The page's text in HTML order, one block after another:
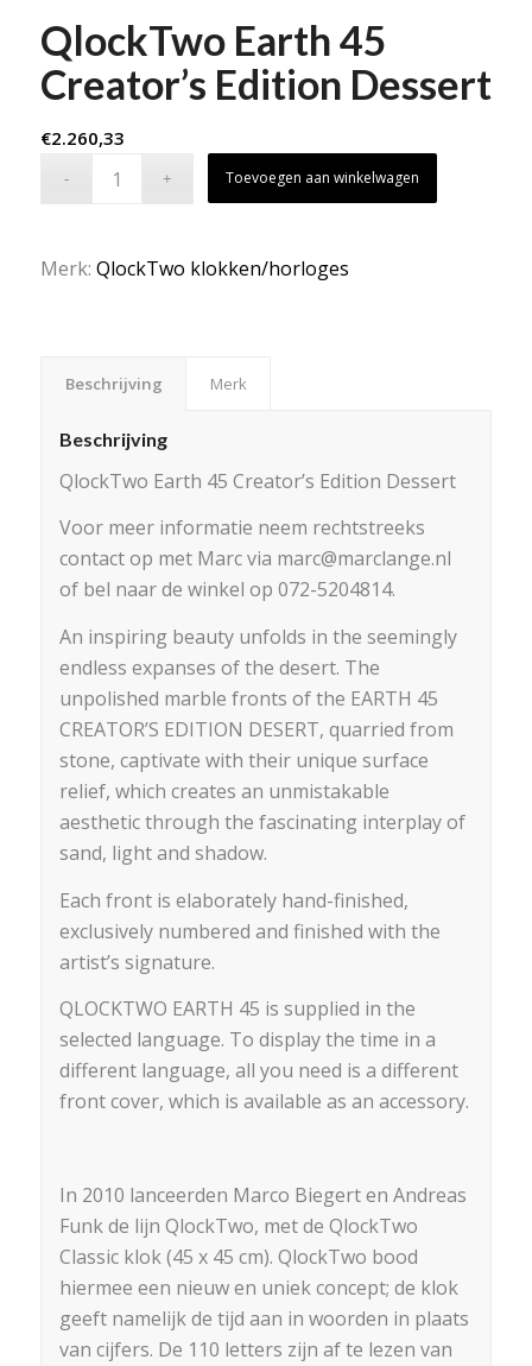
QlockTwo Earth 45
Creator’s Edition Dessert
€2.260,33
Toevoegen aan winkelwagen
Merk: QlockTwo klokken/horloges
Beschrijving Merk
Beschrijving
QlockTwo Earth 45 Creator’s Edition Dessert
Voor meer informatie neem rechtstreeks
contact op met Marc via marc@marclange.nl
of bel naar de winkel op 072-5204814.
An inspiring beauty unfolds in the seemingly
endless expanses of the desert. The
unpolished marble fronts of the EARTH 45
CREATOR’S EDITION DESERT, quarried from
stone, captivate with their unique surface
relief, which creates an unmistakable
aesthetic through the fascinating interplay of
sand, light and shadow.
Each front is elaborately hand-finished,
exclusively numbered and finished with the
artist’s signature.
QLOCKTWO EARTH 45 is supplied in the
selected language. To display the time in a
different language, all you need is a different
front cover, which is available as an accessory.
In 2010 lanceerden Marco Biegert en Andreas
Funk de lijn QlockTwo, met de QlockTwo
Classic klok (45 x 45 cm). QlockTwo bood
hiermee een nieuw en uniek concept; de klok
geeft namelijk de tijd aan in woorden in plaats
van cijfers. De 110 letters zijn af te lezen van